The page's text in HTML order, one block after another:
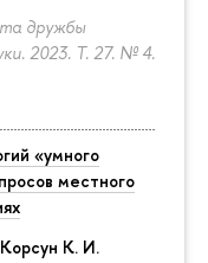
дружбы
2023. Т. 27. № 4.
«умного
местного
К. И.